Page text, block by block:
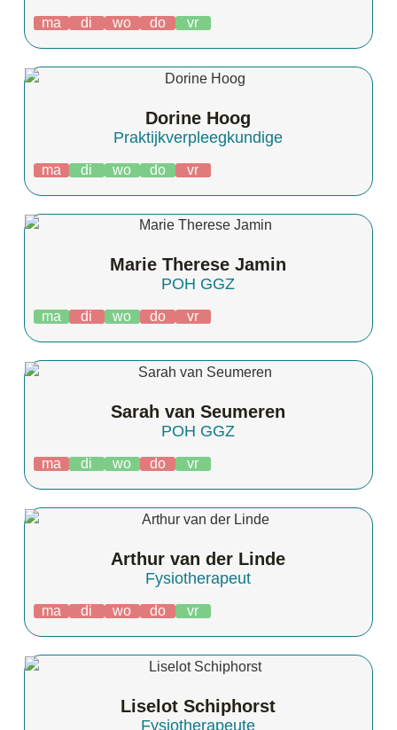
ma di wo do vr
Dorine Hoog
Praktijkverpleegkundige
ma di wo do vr
Marie Therese Jamin
POH GGZ
ma di wo do vr
Sarah van Seumeren
POH GGZ
ma di wo do vr
Arthur van der Linde
Fysiotherapeut
ma di wo do vr
Liselot Schiphorst
Fysiotherapeute